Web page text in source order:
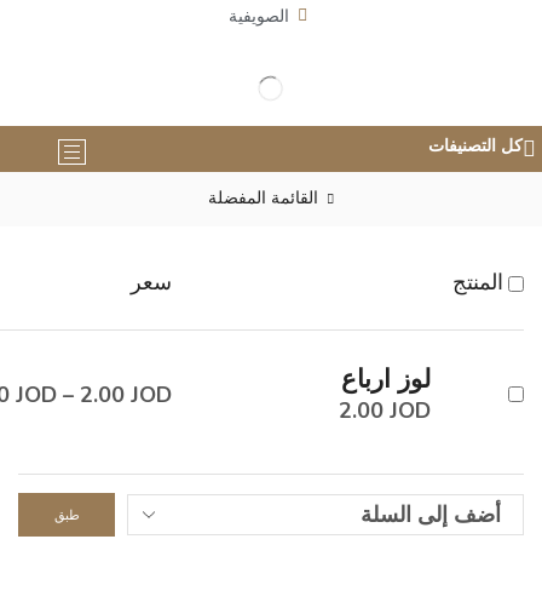
الصويفية
كل التصنيفات
القائمة المفضلة
المنتج سعر
لوز ارباع
2.00 JOD
2.00JOD
–
JOD
طبق